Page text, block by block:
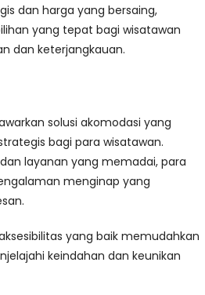
dan harga yang bersaing,
yang tepat bagi wisatawan
dan keterjangkauan.
solusi akomodasi yang
bagi para wisatawan.
layanan yang memadai, para
menginap yang
yang baik memudahkan
keindahan dan keunikan